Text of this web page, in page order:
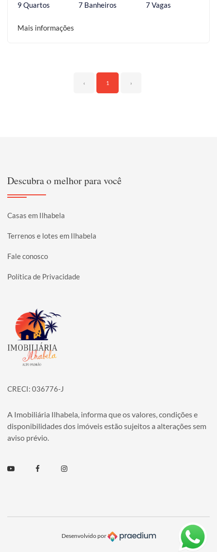
9 Quartos 7 Banheiros 7 Vagas
Mais informações
‹ 1 ›
Descubra o melhor para você
Casas em Ilhabela
Terrenos e lotes em Ilhabela
Fale conosco
Política de Privacidade
Página inicial
CRECI: 036776-J
A Imobiliária Ilhabela, informa que os valores, condições e
disponibilidades dos imóveis estão sujeitos a alterações sem
aviso prévio.
Youtube FacebookInstagram
Desenvolvido por